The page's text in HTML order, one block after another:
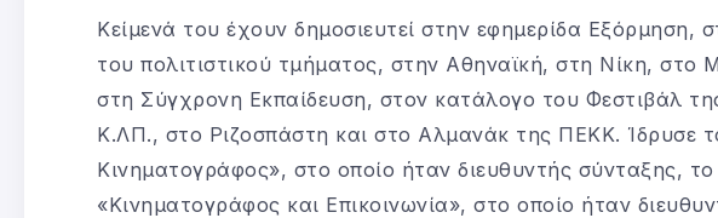
Κείμενά του έχουν δημοσιευτεί στην εφημερίδα Εξόρμηση,
του πολιτιστικού τμήματος, στην Αθηναϊκή, στη Νίκη,
στη Σύγχρονη Εκπαίδευση, στον κατάλογο του Φεστιβάλ
Κ.ΛΠ., στο Ριζοσπάστη και στο Αλμανάκ της ΠΕΚΚ. Ίδρυσε
Κινηματογράφος», στο οποίο ήταν διευθυντής σύνταξης, το
«Κινηματογράφος και Επικοινωνία», στο οποίο ήταν